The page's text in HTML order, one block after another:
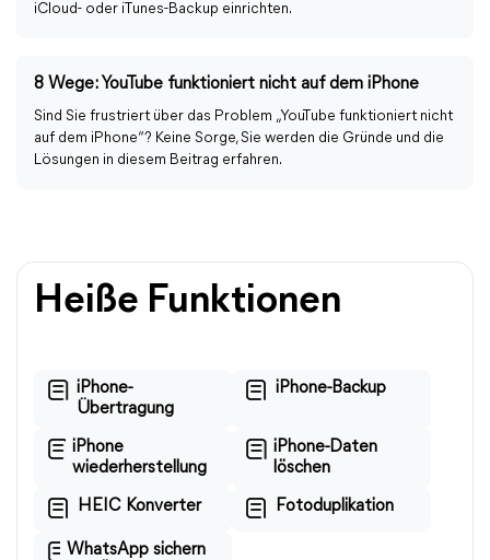
iCloud- oder iTunes-Backup einrichten.
8 Wege: YouTube funktioniert nicht auf dem iPhone
Sind Sie frustriert über das Problem „YouTube funktioniert nicht
auf dem iPhone“? Keine Sorge, Sie werden die Gründe und die
Lösungen in diesem Beitrag erfahren.
Heiße Funktionen
iPhone-
Übertragung
iPhone-Backup
iPhone
wiederherstellung
iPhone-Daten
löschen
HEIC Konverter Fotoduplikation
WhatsApp sichern